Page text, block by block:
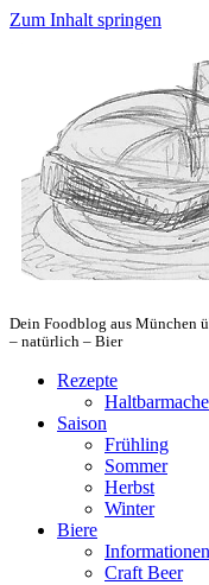
Zum Inhalt springen
Dein Foodblog aus München
– natürlich – Bier
Rezepte
Saison
Frühling
Sommer
Herbst
Winter
Biere
Craft Beer